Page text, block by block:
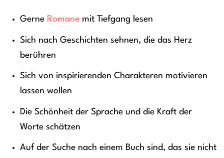
Gerne Romanemit Tiefgang lesen
Sich nach Geschichten sehnen, die das Herz
berühren
Sich von inspirierenden Charakteren motivieren
lassen wollen
Die Schönheit der Sprache und die Kraft der
Worte schätzen
Auf der Suche nach einem Buch sind, das sie nicht